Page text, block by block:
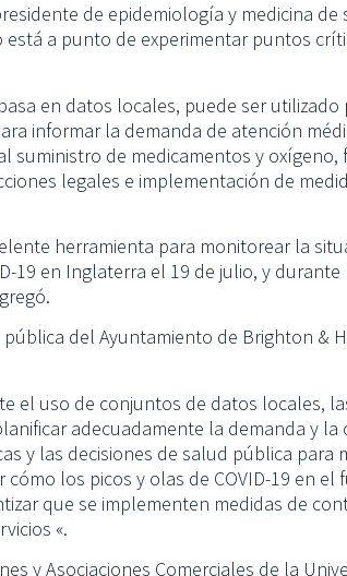
de epidemiología y medicina de
a punto de experimentar puntos
en datos locales, puede ser
informar la demanda de atención
suministro de medicamentos y oxígeno,
legales e implementación de
herramienta para monitorear la
19 en Inglaterra el 19 de julio, y
del Ayuntamiento de Brighton &
el uso de conjuntos de datos locales,
adecuadamente la demanda y la
y las decisiones de salud pública para
los picos y olas de COVID-19 en
que se implementen medidas de
«.
y Asociaciones Comerciales de la